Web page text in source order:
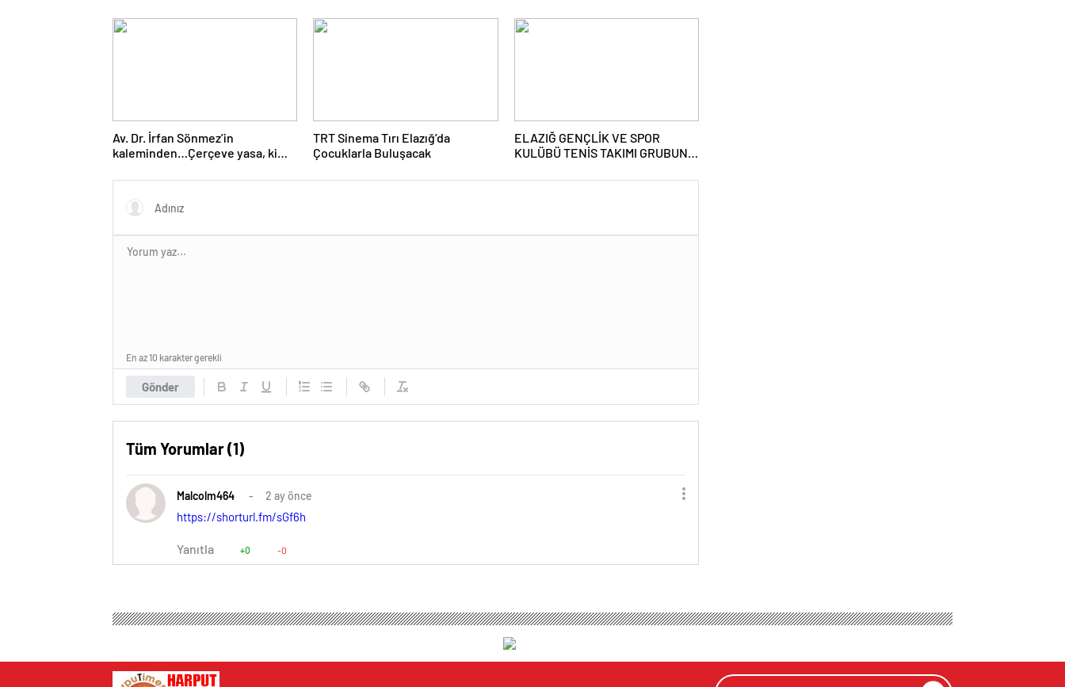
Av. Dr. İrfan Sönmez’in
kaleminden…Çerçeve yasa, kim
TRT Sinema Tırı Elazığ’da
Çocuklarla Buluşacak
ELAZIĞ GENÇLİK VE SPOR
KULÜBÜ TENİS TAKIMI GRUBUNU
FİNALE YÜKSELDİ
Gönder
En az 10 karakter gerekli
Tüm Yorumlar (1)
Malcolm464 2 ay önce
https://shorturl.fm/sGf6h
Yanıtla +0 -0